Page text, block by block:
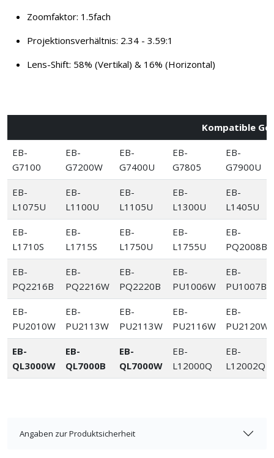
Zoomfaktor: 1.5fach
Projektionsverhältnis: 2.34 - 3.59:1
Lens-Shift: 58% (Vertikal) & 16% (Horizontal)
Kompatible
EB-
G7100
EB-
G7200W
EB-
G7400U
EB-
G7805
EB-
G7900U
EB-
L1075U
EB-
L1100U
EB-
L1105U
EB-
L1300U
EB-
L1405U
EB-
L1710S
EB-
L1715S
EB-
L1750U
EB-
L1755U
EB-
PQ2008B
EB-
PQ2216B
EB-
PQ2216W
EB-
PQ2220B
EB-
PU1006W
EB-
PU1007B
EB-
PU2010W
EB-
PU2113W
EB-
PU2113W
EB-
PU2116W
EB-
PU2120W
EB-
QL3000W
EB-
QL7000B
EB-
QL7000W
EB-
L12000Q
EB-
L12002Q
Angaben zur Produktsicherheit